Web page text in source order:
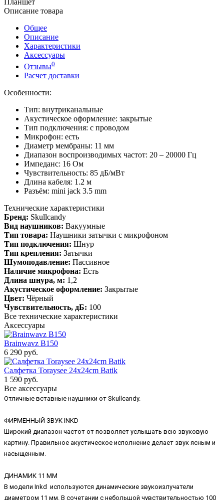
Планшет
Описание товара
Общее
Описание
Характеристики
Аксессуары
Отзывы0
Расчет доставки
Особенности:
Тип: внутриканальные
Акустическое оформление: закрытые
Тип подключения: с проводом
Микрофон: есть
Диаметр мембраны: 11 мм
Диапазон воспроизводимых частот: 20 – 20000 Гц
Импеданс: 16 Ом
Чувствительность: 85 дБ/мВт
Длина кабеля: 1.2 м
Разъём: mini jack 3.5 mm
Технические характеристики
Бренд: Skullcandy
Вид наушников: Вакуумные
Тип товара: Наушники затычки с микрофоном
Тип подключения: Шнур
Тип крепления: Затычки
Шумоподавление: Пассивное
Наличие микрофона: Есть
Длина шнура, м: 1,2
Акустическое оформление: Закрытые
Цвет: Чёрный
Чувствительность, дБ: 100
Все технические характеристики
Аксессуары
Brainwavz B150
6 290 руб.
Салфетка Toraysee 24x24cm Batik
1 590 руб.
Все аксессуары
Отличные вставные наушники от Skullcandy.
ФИРМЕННЫЙ ЗВУК INKD
Широкий диапазон частот от позволяет услышать всю звуковую
картину. Правильное акустическое исполнение делает звук ясным и
насыщенным.
ДИНАМИК 11 ММ
В модели Inkd используются динамические звукоизлучатели
диаметром 11 мм. В сочетании с небольшой чувствительностью 100